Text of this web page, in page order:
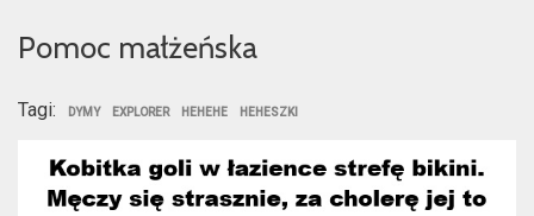
Pomoc małżeńska
Tagi: DYMY EXPLORER HEHEHE HEHESZKI